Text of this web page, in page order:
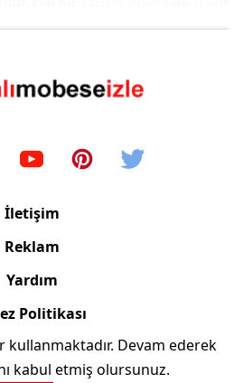
İletişim
Reklam
Yardım
Politikası
2024 Canlimobeseizle.com
kullanmaktadır. Devam ederek
kabul etmiş olursunuz.